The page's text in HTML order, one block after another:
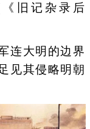
旧记杂录后
大明的边界
见其侵略明朝